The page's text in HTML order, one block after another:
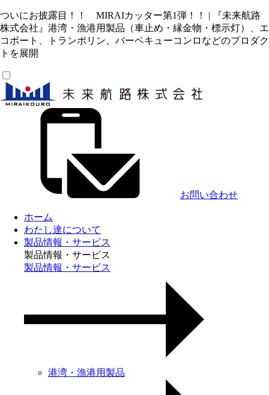
ついにお披露目！！ MIRAIカッター第1弾！！ | 『未来航路
株式会社』港湾・漁港用製品（車止め・縁金物・標示灯）、エ
コボート、トランポリン、バーベキューコンロなどのプロダク
トを展開
お問い合わせ
ホーム
わたし達について
製品情報・サービス
製品情報・サービス
製品情報・サービス
港湾・漁港用製品